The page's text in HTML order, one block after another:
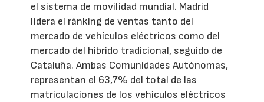
el sistema de movilidad mundial. Madrid
lidera el ránking de ventas tanto del
mercado de vehículos eléctricos como del
mercado del híbrido tradicional, seguido de
Cataluña. Ambas Comunidades Autónomas,
representan el 63,7% del total de las
matriculaciones de los vehículos eléctricos